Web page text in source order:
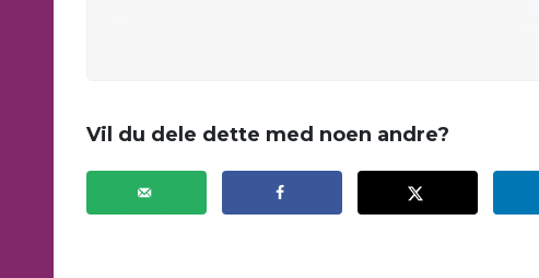
Vil du dele dette med noen andre?